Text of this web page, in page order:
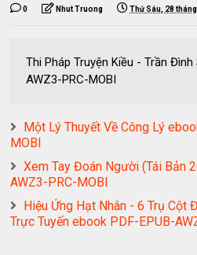
0 Nhut Truong Thứ Sáu, 28
Thi Pháp Truyện Kiều - Trần Đình
AWZ3-PRC-MOBI
Một Lý Thuyết Về Công Lý
MOBI
Xem Tay Đoán Người (Tái Bản
AWZ3-PRC-MOBI
Hiệu Ứng Hạt Nhân - 6 Trụ Cột
Trực Tuyến ebook PDF-EPUB-